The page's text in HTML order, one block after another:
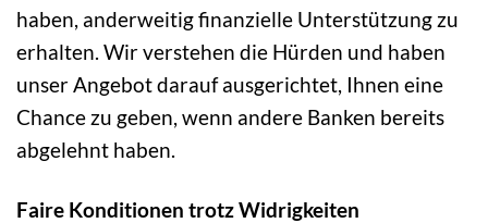
haben, anderweitig finanzielle Unterstützung zu
erhalten. Wir verstehen die Hürden und haben
unser Angebot darauf ausgerichtet, Ihnen eine
Chance zu geben, wenn andere Banken bereits
abgelehnt haben.
Faire Konditionen trotz Widrigkeiten